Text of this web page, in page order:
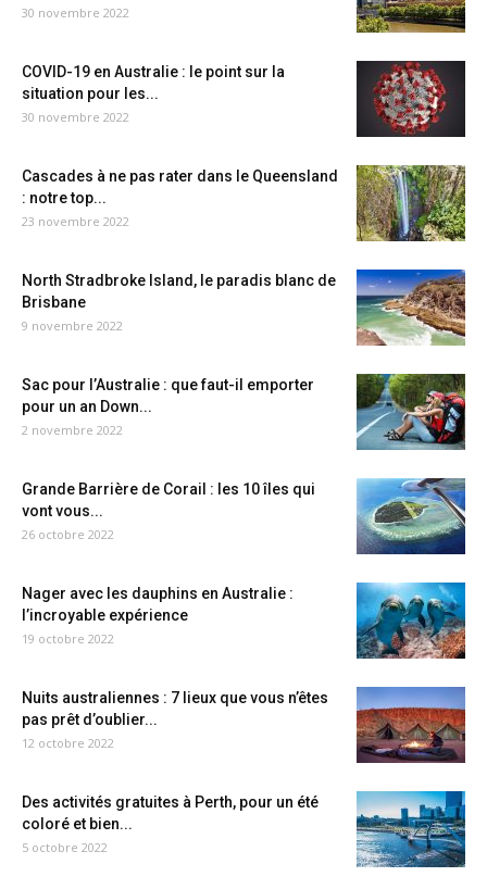
30 novembre 2022
COVID-19 en Australie : le point sur la
situation pour les...
30 novembre 2022
Cascades à ne pas rater dans le Queensland
: notre top...
23 novembre 2022
North Stradbroke Island, le paradis blanc de
Brisbane
9 novembre 2022
Sac pour l’Australie : que faut-il emporter
pour un an Down...
2 novembre 2022
Grande Barrière de Corail : les 10 îles qui
vont vous...
26 octobre 2022
Nager avec les dauphins en Australie :
l’incroyable expérience
19 octobre 2022
Nuits australiennes : 7 lieux que vous n’êtes
pas prêt d’oublier...
12 octobre 2022
Des activités gratuites à Perth, pour un été
coloré et bien...
5 octobre 2022